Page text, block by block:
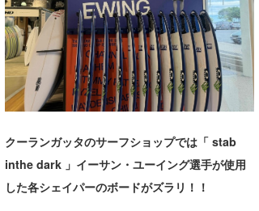
クーランガッタのサーフショップでは「 stab
inthe dark 」イーサン・ユーイング選手が使用
した各シェイパーのボードがズラリ！！